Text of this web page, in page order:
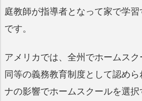
庭教師が指導者となって家で学
です。
アメリカでは、全州でホームスク
同等の義務教育制度として認め
ナの影響でホームスクールを選択